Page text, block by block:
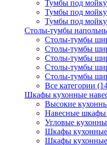
Тумбы под
Тумбы под
Тумбы под
Столы-тумбы
Столы-тумбы
Столы-тумбы
Столы-тумбы
Столы-тумбы
Столы-тумбы
Все категории
Шкафы кухонные
Высокие
Навесные шкафы
Угловые
Шкафы
Шкафы